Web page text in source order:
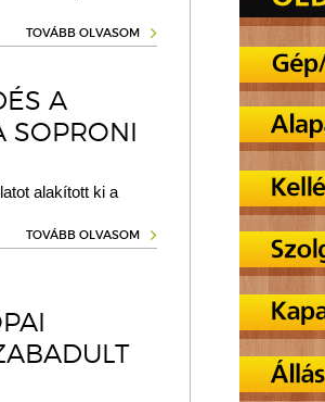
TOVÁBB OLVASOM
A
SOPRONI
alakított ki a
TOVÁBB OLVASOM